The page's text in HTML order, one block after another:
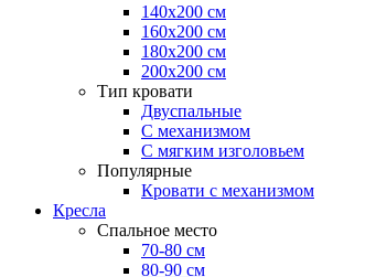
140х200 см
160х200 см
180х200 см
200х200 см
Тип кровати
Двуспальные
С механизмом
С мягким изголовьем
Популярные
Кровати с механизмом
Кресла
Спальное место
70-80 см
80-90 см